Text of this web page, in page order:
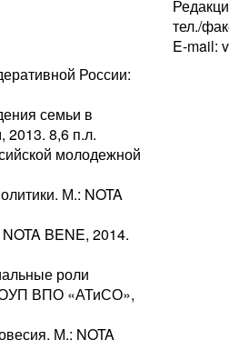
России:
семьи в
2013. 8,6 п.л.
молодежной
М.: NOTA
BENE, 2014.
роли
ОУП ВПО «АТиСО»,
М.: NOTA
тел./
E-mail: